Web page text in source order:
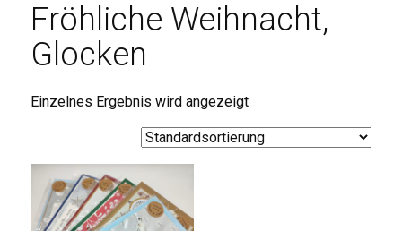
Fröhliche Weihnacht,
Glocken
Einzelnes Ergebnis wird angezeigt